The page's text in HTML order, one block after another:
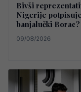
Bivši
Nigerije
banjalučki Borac?
09/08/2026